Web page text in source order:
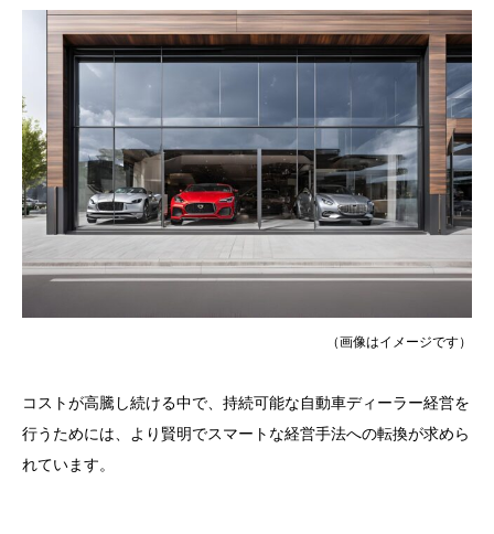
（画像はイメージです）
コストが高騰し続ける中で、持続可能な自動車ディーラー経営を
行うためには、より賢明でスマートな経営手法への転換が求めら
れています。